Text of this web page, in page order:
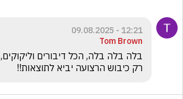
12:21 - 09.08.2025
Tom Brown
רק כיבוש הרצועה יביא לתוצאות!!